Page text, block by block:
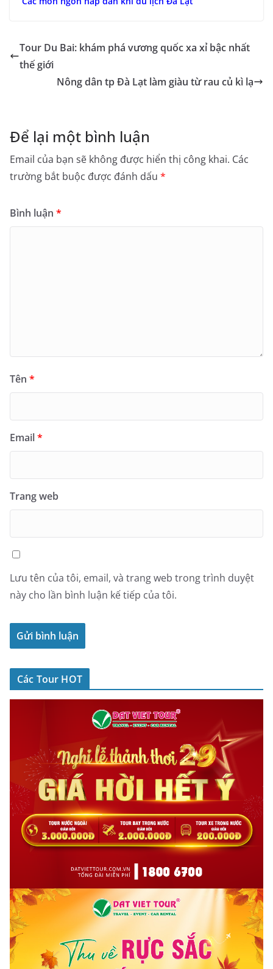
Tour Du Bai: khám phá vương quốc xa xỉ bậc nhất
thế giới
Nông dân tp Đà Lạt làm giàu từ rau củ kì lạ
Để lại một bình luận
Email của bạn sẽ không được hiển thị công khai. Các
trường bắt buộc được đánh dấu *
Bình luận *
Tên *
Email*
Trang web
Lưu tên của tôi, email, và trang web trong trình duyệt
này cho lần bình luận kế tiếp của tôi.
Các Tour HOT